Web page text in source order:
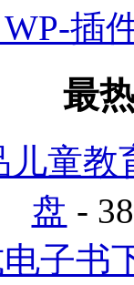
WP-插
最
儿童
盘 -
子书